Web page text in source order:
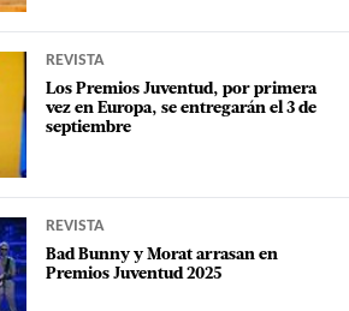
REVISTA
Los Premios Juventud, por primera
vez en Europa, se entregarán el 3 de
septiembre
REVISTA
Bad Bunny y Morat arrasan en
Premios Juventud 2025